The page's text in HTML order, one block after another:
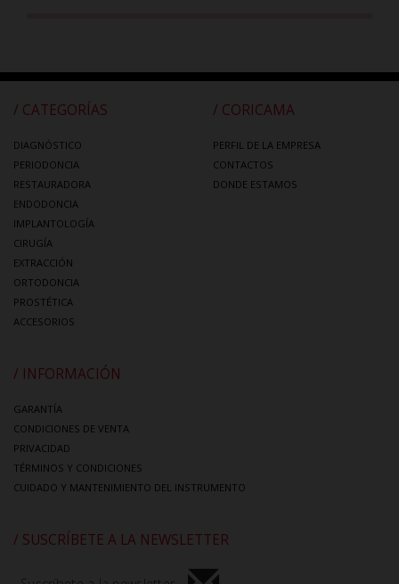
/ CATEGORÍAS
DIAGNÓSTICO
PERIODONCIA
RESTAURADORA
ENDODONCIA
IMPLANTOLOGÍA
CIRUGÍA
EXTRACCIÓN
ORTODONCIA
PROSTÉTICA
ACCESORIOS
/ CORICAMA
PERFIL DE LA EMPRESA
CONTACTOS
DONDE ESTAMOS
/ INFORMACIÓN
GARANTÍA
CONDICIONES DE VENTA
PRIVACIDAD
TÉRMINOS Y CONDICIONES
CUIDADO Y MANTENIMIENTO DEL INSTRUMENTO
/ SUSCRÍBETE A LA NEWSLETTER